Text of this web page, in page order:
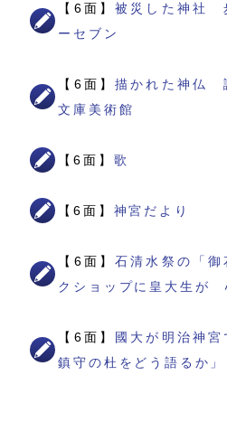
【6面】被災した神社
ーセブン
【6面】描かれた神仏
文庫美術館
【6面】 歌
【6面】 神宮だより
【6面】石清水祭の「
クショップに皇大生が
【6面】
國大が明治神
鎮守の杜をどう語るか」